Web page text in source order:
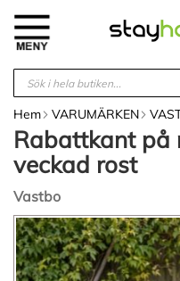
innehållet
Hem VARUMÄRKEN
Rabattkant på
veckad rost
Vastbo
Hoppa
till
slutet
av